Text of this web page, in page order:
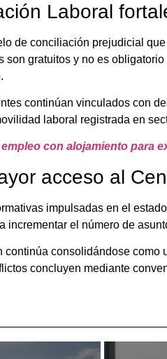
Laboral
de conciliación prejudicial
son gratuitos y no es
continúan vinculados con
laboral registrada en
con alojamiento para
acceso al
impulsadas en el
incrementar el número de
consolidándose
concluyen mediante